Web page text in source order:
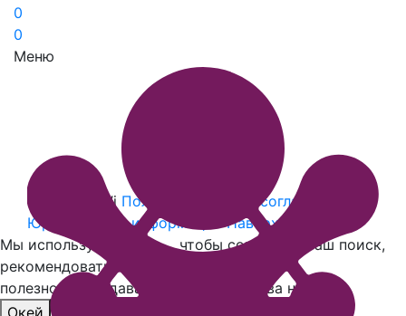
0
0
Меню
© 2026 Ball’i Пользовательское соглашение
Юридическая информация
Наверх
Мы используем
cookies, чтобы сохранять ваш поиск,
рекомендовать
полезное и создавать другие удобства на сайте
Окей